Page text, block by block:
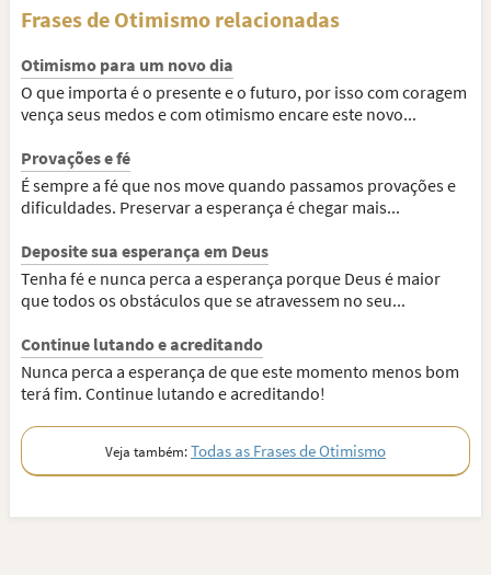
Frases de Otimismo relacionadas
Otimismo para um novo dia
O que importa é o presente e o futuro, por isso com coragem
vença seus medos e com otimismo encare este novo...
Provações e fé
É sempre a fé que nos move quando passamos provações e
dificuldades. Preservar a esperança é chegar mais...
Deposite sua esperança em Deus
Tenha fé e nunca perca a esperança porque Deus é maior
que todos os obstáculos que se atravessem no seu...
Continue lutando e acreditando
Nunca perca a esperança de que este momento menos bom
terá fim. Continue lutando e acreditando!
Veja também:Todas as Frases de Otimismo